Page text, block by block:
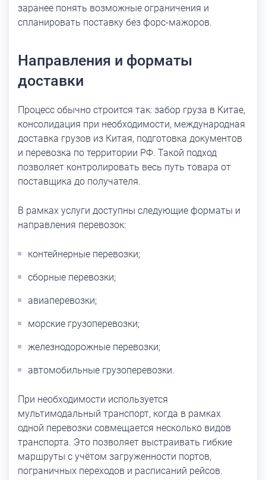
заранее понять возможные ограничения и
спланировать поставку без форс-мажоров.
Направления и форматы
доставки
Процесс обычно строится так: забор груза в Китае,
консолидация при необходимости, международная
доставка грузов из Китая, подготовка документов
и перевозка по территории РФ. Такой подход
позволяет контролировать весь путь товара от
поставщика до получателя.
В рамках услуги доступны следующие форматы и
направления перевозок:
контейнерные перевозки;
сборные перевозки;
авиаперевозки;
морские грузоперевозки;
железнодорожные перевозки;
автомобильные грузоперевозки.
При необходимости используется
мультимодальный транспорт, когда в рамках
одной перевозки совмещается несколько видов
транспорта. Это позволяет выстраивать гибкие
маршруты с учётом загруженности портов,
пограничных переходов и расписаний рейсов.